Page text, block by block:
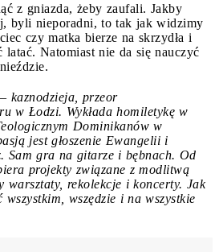
z gniazda, żeby zaufali. Jakby
byli nieporadni, to tak jak widzimy
czy matka bierze na skrzydła i
Natomiast nie da się nauczyć
kaznodzieja, przeor
w Łodzi. Wykłada homiletykę w
Dominikanów w
jest głoszenie Ewangelii i
Sam gra na gitarze i bębnach. Od
projekty związane z modlitwą
warsztaty, rekolekcje i koncerty. Jak
wszędzie i na wszystkie